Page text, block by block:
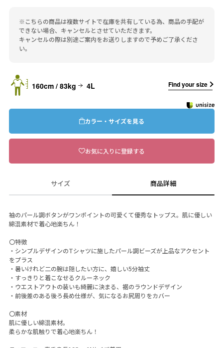
※こちらの商品は複数サイトで在庫を共有している為、商品の手配が
できない場合、キャンセルとさせていただきます。
キャンセルの際は別途ご案内をお送りしますので予めご了承くださ
い。
160cm / 83kg 4L Find your size
カラー・サイズを見る
お気に入りに登録する
サイズ 商品詳細
袖のパール調ボタンがワンポイントの可愛くて優秀なトップス。肌に優しい
綿混素材で着心地楽ちん！
〇特徴
・シンプルデザインのTシャツに施したパール調ビーズが上品なアクセント
をプラス
・暑いけれど二の腕は隠したい方に、嬉しい5分袖丈
・すっきりと着こなせるクルーネック
・ウエストアウトの装いも綺麗に決まる、裾のラウンドデザイン
・前後差のある後ろ長め仕様が、気になるお尻周りをカバー
〇素材
肌に優しい綿混素材。
柔らかな肌触りで着心地楽ちん！